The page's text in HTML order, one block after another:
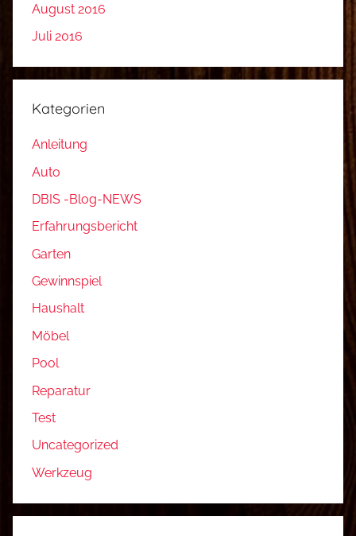
August 2016
Juli 2016
Kategorien
Anleitung
Auto
DBIS -Blog-NEWS
Erfahrungsbericht
Garten
Gewinnspiel
Haushalt
Möbel
Pool
Reparatur
Test
Uncategorized
Werkzeug